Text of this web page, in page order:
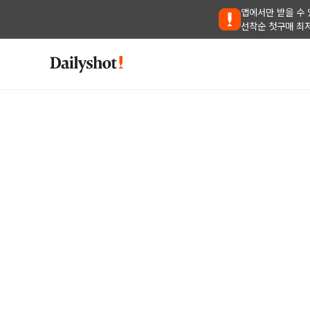
앱에서만 받을 수
선착순 첫구매 최